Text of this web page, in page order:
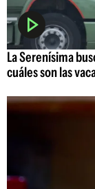
La Serenísima
cuáles son las